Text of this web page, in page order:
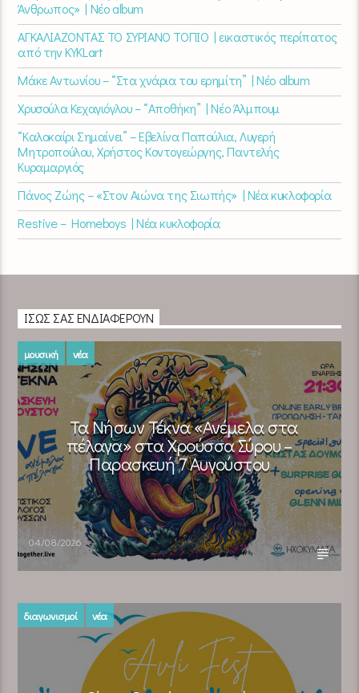
Άνθρωπος» | Νέο album
ΑΓΚΑΛΙΑΖΟΝΤΑΣ ΤΟ ΣΥΡΙΑΝΟ ΤΟΠΙΟ | εικαστικός περίπατος
από την KYKLart
Μάκε Αντωνίου – “Στα χνάρια του ερημίτη” | Νέο album
Χρυσούλα Κεχαγιόγλου – “Αποθήκη” | Νέο Άλμπουμ
“Καλοκαίρι Σημαίνει” – Εβελίνα Παπούλια, Λυγερή
Μητροπούλου, Χρήστος Κοντογεώργης, Παντελής
Κυραμαργιός
Πάνος Ζώης – «Στον Αιώνα της Σιωπής» | Νέα κυκλοφορία
Restive – Homeboys | Νέα κυκλοφορία
ΊΣΩΣ ΣΑΣ ΕΝΔΙΑΦΈΡΟΥΝ
μουσική νέα
Τα Νήσων Τέκνα «Ανέμελα στα
πέλαγα» στα Χρούσσα Σύρου –
Παρασκευή 7 Αυγούστου
04/08/2026
διαγωνισμοί νέα